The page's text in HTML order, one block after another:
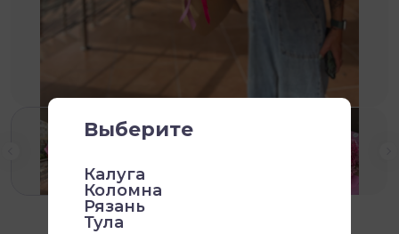
Выберите
Калуга
Коломна
Рязань
Тула